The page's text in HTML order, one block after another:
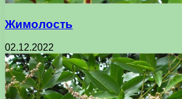
Жимолость
02.12.2022